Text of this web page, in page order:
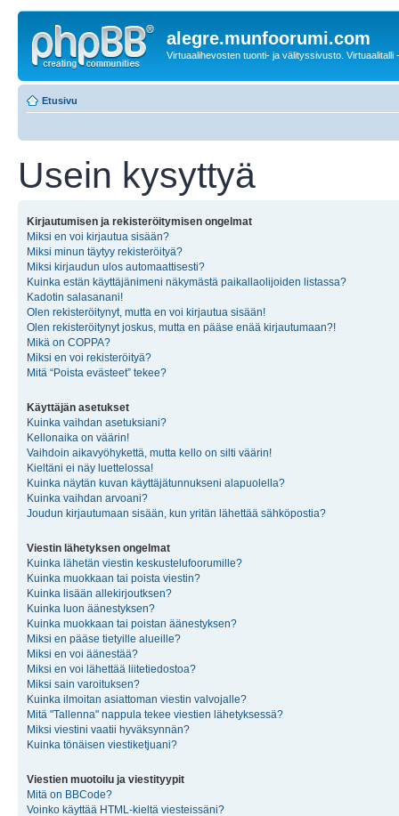
alegre.munfoorumi.com
Virtuaalihevosten tuonti- ja välityssivusto. Virtuaalitalli
Etusivu
Usein kysyttyä
Kirjautumisen ja rekisteröitymisen ongelmat
Miksi en voi kirjautua sisään?
Miksi minun täytyy rekisteröityä?
Miksi kirjaudun ulos automaattisesti?
Kuinka estän käyttäjänimeni näkymästä paikallaolijoiden listassa?
Kadotin salasanani!
Olen rekisteröitynyt, mutta en voi kirjautua sisään!
Olen rekisteröitynyt joskus, mutta en pääse enää kirjautumaan?!
Mikä on COPPA?
Miksi en voi rekisteröityä?
Mitä “Poista evästeet” tekee?
Käyttäjän asetukset
Kuinka vaihdan asetuksiani?
Kellonaika on väärin!
Vaihdoin aikavyöhykettä, mutta kello on silti väärin!
Kieltäni ei näy luettelossa!
Kuinka näytän kuvan käyttäjätunnukseni alapuolella?
Kuinka vaihdan arvoani?
Joudun kirjautumaan sisään, kun yritän lähettää sähköpostia?
Viestin lähetyksen ongelmat
Kuinka lähetän viestin keskustelufoorumille?
Kuinka muokkaan tai poista viestin?
Kuinka lisään allekirjoutksen?
Kuinka luon äänestyksen?
Kuinka muokkaan tai poistan äänestyksen?
Miksi en pääse tietyille alueille?
Miksi en voi äänestää?
Miksi en voi lähettää liitetiedostoa?
Miksi sain varoituksen?
Kuinka ilmoitan asiattoman viestin valvojalle?
Mitä "Tallenna" nappula tekee viestien lähetyksessä?
Miksi viestini vaatii hyväksynnän?
Kuinka tönäisen viestiketjuani?
Viestien muotoilu ja viestityypit
Mitä on BBCode?
Voinko käyttää HTML-kieltä viesteissäni?